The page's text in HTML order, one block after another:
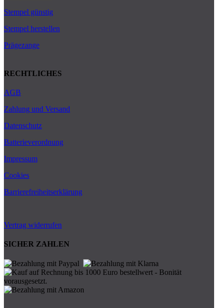
Stempel günstig
Stempel herstellen
Prägezange
RECHTLICHES
AGB
Zahlung und Versand
Datenschutz
Batterieverordnung
Impressum
Cookies
Barrierefreiheitserklärung
Vertrag widerrufen
SICHER ZAHLEN